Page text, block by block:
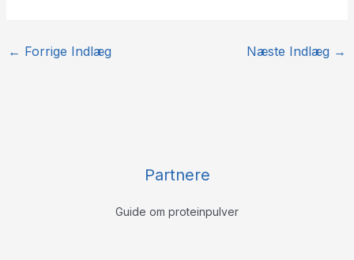
← Forrige Indlæg Næste Indlæg →
Partnere
Guide om proteinpulver